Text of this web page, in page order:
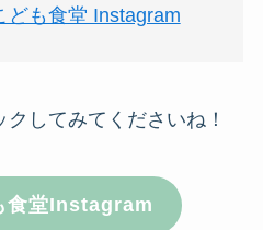
ども食堂 Instagram
してみてくださいね！
食堂Instagram